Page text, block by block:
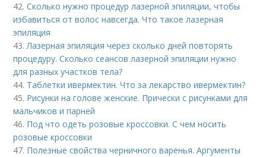
42.Сколько нужно процедур лазерной эпиляции, чтобы
избавиться от волос навсегда. Что такое лазерная
эпиляция
43.Лазерная эпиляция через сколько дней повторять
процедуру. Сколько сеансов лазерной эпиляции нужно
для разных участков тела?
44. Таблетки ивермектин. Что за лекарство ивермектин?
45. Рисунки на голове женские. Прически с рисунками для
мальчиков и парней
46. Под что одеть розовые кроссовки. С чем носить
розовые кроссовки
47. Полезные свойства черничного варенья. Аргументы